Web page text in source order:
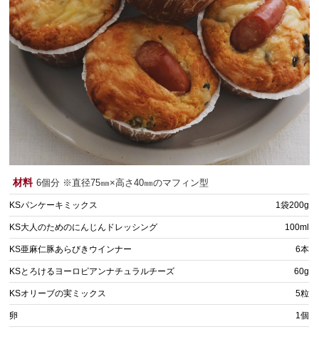
材料 6個分 ※直径75㎜×高さ40㎜のマフィン型
KSパンケーキミックス 1袋200g
KS大人のためのにんじんドレッシング 100ml
KS亜麻仁豚あらびきウインナー 6本
KSとろけるヨーロピアンナチュラルチーズ 60g
KSオリーブの実ミックス 5粒
卵 1個